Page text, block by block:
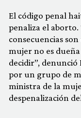
El código penal
penaliza el aborto.
consecuencias
mujer no es
decidir”, denunció
por un grupo de
ministra de la
despenalización